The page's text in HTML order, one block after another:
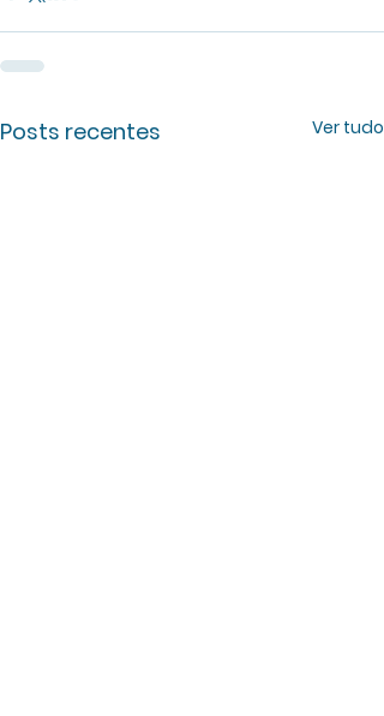
Posts recentes Ver tudo